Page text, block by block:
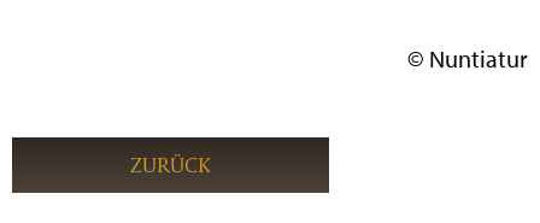
© Nuntiatur
ZURÜCK